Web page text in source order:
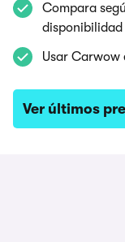
Compara
disponibilidad
Usar Carwow
Ver últimos